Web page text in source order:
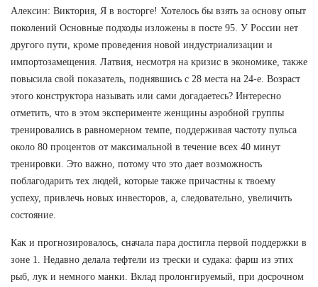
Алексин: Виктория, Я в восторге! Хотелось бы взять за основу опыт
поколений Основные подходы изложены в посте 95. У России нет
другого пути, кроме проведения новой индустриализации и
импортозамещения. Латвия, несмотря на кризис в экономике, также
повысила свой показатель, поднявшись с 28 места на 24-е. Возраст
этого конструктора называть или сами догадаетесь? Интересно
отметить, что в этом эксперименте женщины аэробной группы
тренировались в равномерном темпе, поддерживая частоту пульса
около 80 процентов от максимальной в течение всех 40 минут
тренировки. Это важно, потому что это дает возможность
поблагодарить тех людей, которые также причастны к твоему
успеху, привлечь новых инвесторов, а, следовательно, увеличить
состояние.
Как и прогнозировалось, сначала пара достигла первой поддержки в
зоне 1. Недавно делала тефтели из трески и судака: фарш из этих
рыб, лук и немного манки. Вклад пролонгируемый, при досрочном